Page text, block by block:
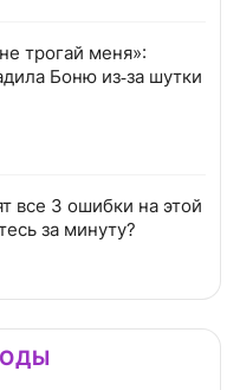
трогай меня»:
Боню из‑за шутки
все 3 ошибки на этой
за минуту?